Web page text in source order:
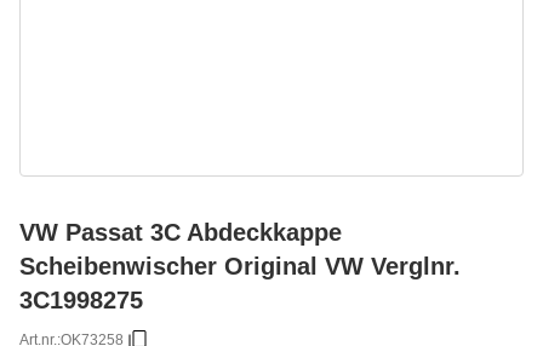
VW Passat 3C Abdeckkappe
Scheibenwischer Original VW Verglnr.
3C1998275
Art.nr.:OK73258